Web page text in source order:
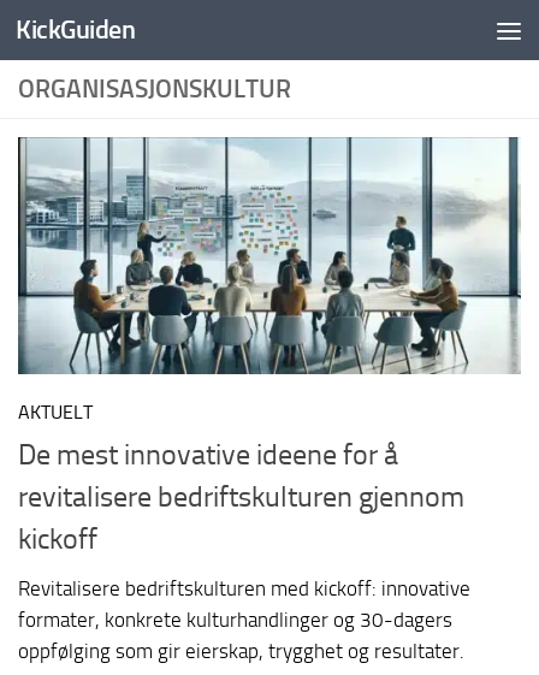
Skip to content
KickGuiden
ORGANISASJONSKULTUR
AKTUELT
De mest innovative ideene for å
revitalisere bedriftskulturen gjennom
kickoff
Revitalisere bedriftskulturen med kickoff: innovative
formater, konkrete kulturhandlinger og 30-dagers
oppfølging som gir eierskap, trygghet og resultater.